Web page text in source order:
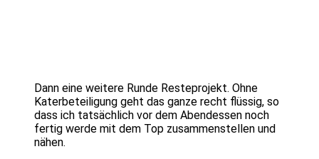
Dann eine weitere Runde Resteprojekt. Ohne
Katerbeteiligung geht das ganze recht flüssig, so
dass ich tatsächlich vor dem Abendessen noch
fertig werde mit dem Top zusammenstellen und
nähen.